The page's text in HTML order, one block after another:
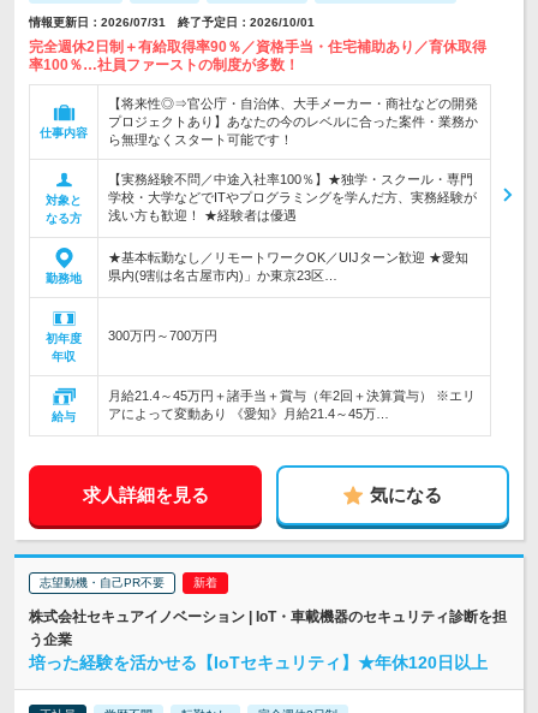
情報更新日：2026/07/31 終了予定日：2026/10/01
完全週休2日制＋有給取得率90％／資格手当・住宅補助あり／育休取得
率100％…社員ファーストの制度が多数！
仕事内容
【将来性◎⇒官公庁・自治体、大手メーカー・商社などの開発
プロジェクトあり】あなたの今のレベルに合った案件・業務か
ら無理なくスタート可能です！
対象と
なる方
【実務経験不問／中途入社率100％】★独学・スクール・専門
学校・大学などでITやプログラミングを学んだ方、実務経験が
浅い方も歓迎！ ★経験者は優遇
勤務地
★基本転勤なし／リモートワークOK／UIJターン歓迎 ★愛知
県内(9割は名古屋市内)」か東京23区…
初年度
年収
300万円～700万円
給与
月給21.4～45万円＋諸手当＋賞与（年2回＋決算賞与） ※エリ
アによって変動あり 《愛知》月給21.4～45万…
求人詳細を見る 気になる
志望動機・自己PR不要
株式会社セキュアイノベーション | IoT・車載機器のセキュリティ診断を担
う企業
培った経験を活かせる【IoTセキュリティ】★年休120日以上